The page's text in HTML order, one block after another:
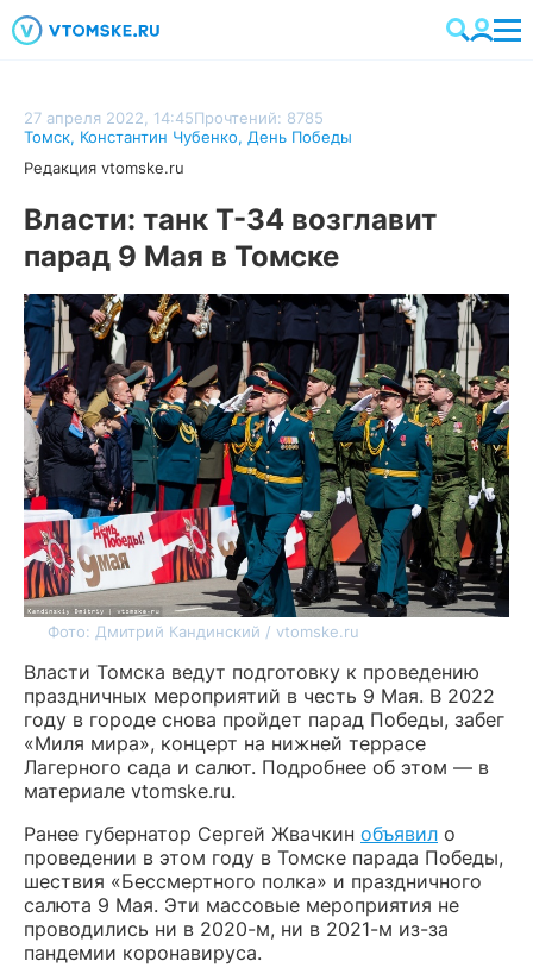
27 апреля 2022, 14:45Прочтений: 8785
Томск, Константин Чубенко, День Победы
Редакция vtomske.ru
Власти: танк Т-34 возглавит
парад 9 Мая в Томске
Фото: Дмитрий Кандинский / vtomske.ru
Власти Томска ведут подготовку к проведению
праздничных мероприятий в честь 9 Мая. В 2022
году в городе снова пройдет парад Победы, забег
«Миля мира», концерт на нижней террасе
Лагерного сада и салют. Подробнее об этом — в
материале vtomske.ru.
Ранее губернатор Сергей Жвачкин объявил о
проведении в этом году в Томске парада Победы,
шествия «Бессмертного полка» и праздничного
салюта 9 Мая. Эти массовые мероприятия не
проводились ни в 2020-м, ни в 2021-м из-за
пандемии коронавируса.